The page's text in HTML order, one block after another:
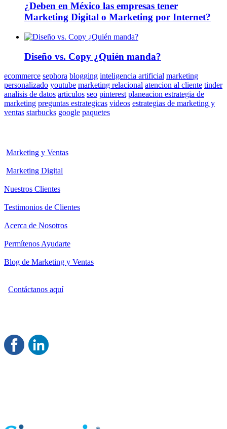
¿Deben en México las empresas tener
Marketing Digital o Marketing por Internet?
Diseño vs. Copy ¿Quién manda?
ecommerce sephora blogging inteligencia artificial marketing
personalizado youtube marketing relacional atencion al cliente tinder
analisis de datos articulos seo pinterest planeacion estrategia de
marketing preguntas estrategicas videos estrategias de marketing y
ventas starbucks google paquetes
Marketing y Ventas
Marketing Digital
Nuestros Clientes
Testimonios de Clientes
Acerca de Nosotros
Permítenos Ayudarte
Blog de Marketing y Ventas
Contáctanos aquí